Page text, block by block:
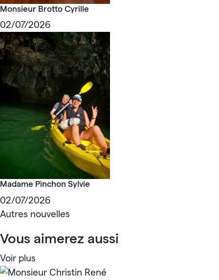
Monsieur Brotto Cyrille
02/07/2026
Madame Pinchon Sylvie
02/07/2026
Autres nouvelles
Vous aimerez aussi
Voir plus